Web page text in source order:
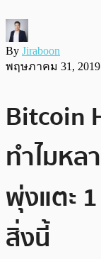
By Jiraboon
พฤษภาคม 31, 2019
Bitcoin
ทำไมหล
พุ่งแตะ
สิ่งนี้